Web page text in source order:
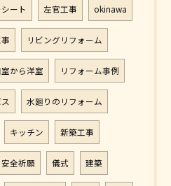
ート 左官工事 okinawa
リビングリフォーム
から洋室 リフォーム事例
水廻りのリフォーム
キッチン 新築工事
安全祈願 儀式 建築